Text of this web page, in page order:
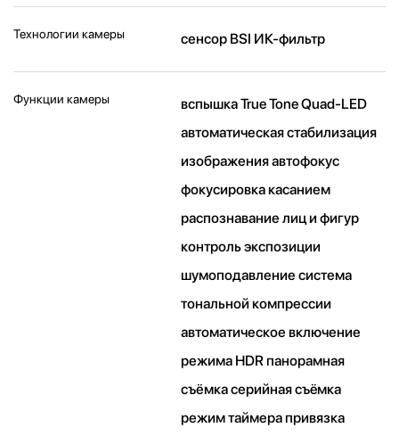
Технологии камеры cенсор BSI ИК-фильтр
Функции камеры
вспышка True Tone Quad-LED
автоматическая стабилизация
изображения автофокус
фокусировка касанием
распознавание лиц и фигур
контроль экспозиции
шумоподавление система
тональной компрессии
автоматическое включение
режима HDR панорамная
съёмка серийная съëмка
режим таймера привязка